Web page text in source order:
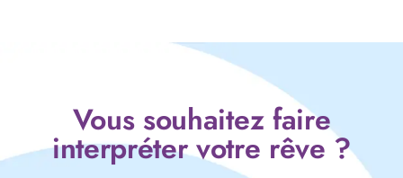
Vous souhaitez faire
interpréter votre rêve ?